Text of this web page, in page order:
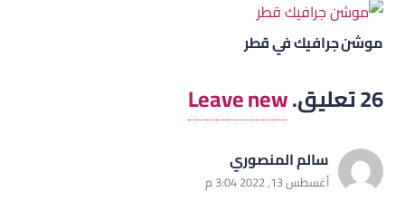
موشن جرافيك في قطر
26تعليق.
Leave new
سالم المنصوري
أغسطس 13, 2022 3:04 م